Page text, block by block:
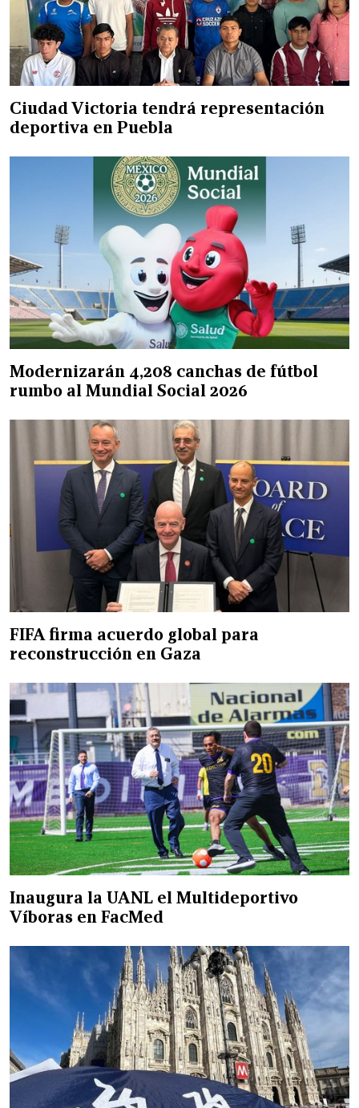
Ciudad Victoria tendrá representación
deportiva en Puebla
Modernizarán 4,208 canchas de fútbol
rumbo al Mundial Social 2026
FIFA firma acuerdo global para
reconstrucción en Gaza
Inaugura la UANL el Multideportivo
Víboras en FacMed